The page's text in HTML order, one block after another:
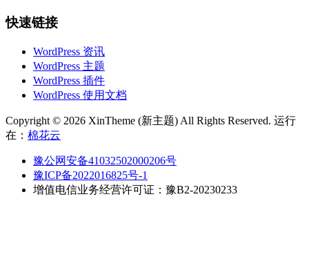
快速链接
WordPress 资讯
WordPress 主题
WordPress 插件
WordPress 使用文档
Copyright © 2026 XinTheme (新主题) All Rights Reserved. 运行
在： 棉花云
豫公网安备41032502000206号
豫ICP备2022016825号-1
增值电信业务经营许可证：豫B2-20230233